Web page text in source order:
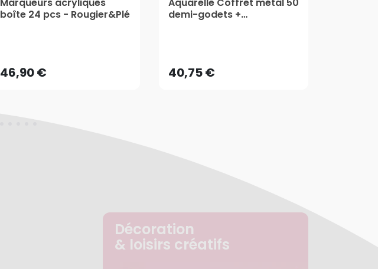
Marqueurs acryliques
boîte 24 pcs - Rougier&Plé
46,90 €AJOUTER AU PANIER
Aquarelle Coffret métal 50
demi-godets +
40,75 €AJOUTER AU PANIER
Décoration
& loisirs créatifs